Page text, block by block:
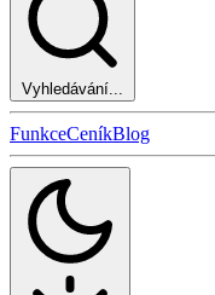
Vyhledávání...
FunkceCeníkBlog